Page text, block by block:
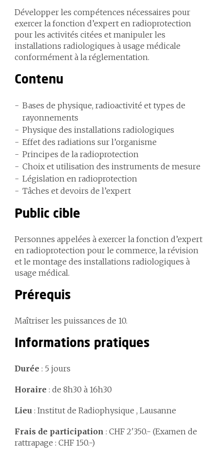
Développer les compétences nécessaires pour
exercer la fonction d’expert en radioprotection
pour les activités citées et manipuler les
installations radiologiques à usage médicale
conformément à la réglementation.
Contenu
Bases de physique, radioactivité et types de
rayonnements
Physique des installations radiologiques
Effet des radiations sur l’organisme
Principes de la radioprotection
Choix et utilisation des instruments de mesure
Législation en radioprotection
Tâches et devoirs de l’expert
Public cible
Personnes appelées à exercer la fonction d’expert
en radioprotection pour le commerce, la révision
et le montage des installations radiologiques à
usage médical.
Prérequis
Maîtriser les puissances de 10.
Informations pratiques
Durée : 5 jours
Horaire : de 8h30 à 16h30
Lieu : Institut de Radiophysique , Lausanne
Frais de participation : CHF 2'350.- (Examen de
rattrapage : CHF 150.-)